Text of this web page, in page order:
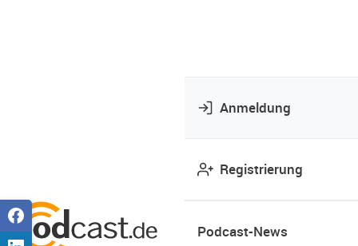
Anmeldung
Registrierung
Podcast-News